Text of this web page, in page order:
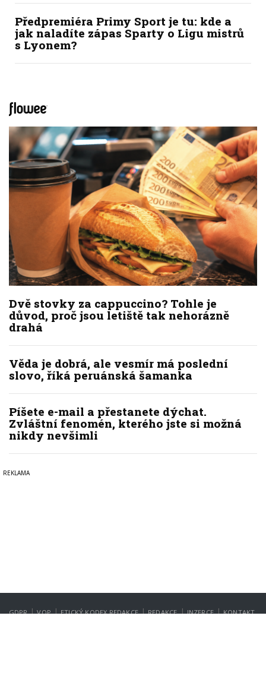
Předpremiéra Primy Sport je tu: kde a
jak naladíte zápas Sparty o Ligu mistrů
s Lyonem?
Dvě stovky za cappuccino? Tohle je
důvod, proč jsou letiště tak nehorázně
drahá
Věda je dobrá, ale vesmír má poslední
slovo, říká peruánská šamanka
Píšete e-mail a přestanete dýchat.
Zvláštní fenomén, kterého jste si možná
nikdy nevšimli
GDPR | VOP | ETICKÝ KODEX REDAKCE | REDAKCE | INZERCE | KONTAKT